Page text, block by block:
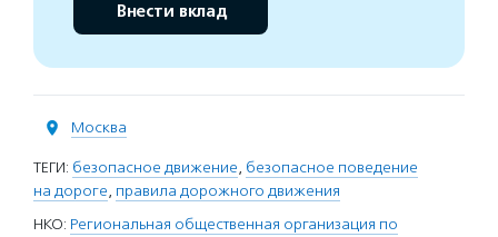
Внести вклад
Москва
ТЕГИ: безопасное движение, безопасное поведение
на дороге, правила дорожного движения
НКО: Региональная общественная организация по